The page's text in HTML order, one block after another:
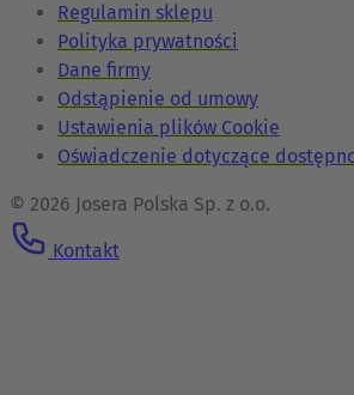
Regulamin sklepu
Polityka prywatności
Dane firmy
Odstąpienie od umowy
Ustawienia plików Cookie
Oświadczenie dotyczące
© 2026 Josera Polska Sp. z o.o.
Kontakt